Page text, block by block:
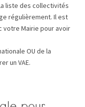
liste des collectivités
régulièrement. Il est
votre Mairie pour avoir
OU de la
un VAE.